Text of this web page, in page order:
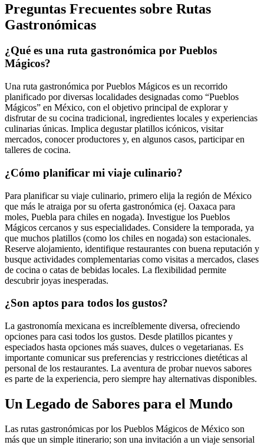
Preguntas Frecuentes sobre Rutas
Gastronómicas
¿Qué es una ruta gastronómica por Pueblos
Mágicos?
Una ruta gastronómica por Pueblos Mágicos es un recorrido
planificado por diversas localidades designadas como “Pueblos
Mágicos” en México, con el objetivo principal de explorar y
disfrutar de su cocina tradicional, ingredientes locales y experiencias
culinarias únicas. Implica degustar platillos icónicos, visitar
mercados, conocer productores y, en algunos casos, participar en
talleres de cocina.
¿Cómo planificar mi viaje culinario?
Para planificar su viaje culinario, primero elija la región de México
que más le atraiga por su oferta gastronómica (ej. Oaxaca para
moles, Puebla para chiles en nogada). Investigue los Pueblos
Mágicos cercanos y sus especialidades. Considere la temporada, ya
que muchos platillos (como los chiles en nogada) son estacionales.
Reserve alojamiento, identifique restaurantes con buena reputación y
busque actividades complementarias como visitas a mercados, clases
de cocina o catas de bebidas locales. La flexibilidad permite
descubrir joyas inesperadas.
¿Son aptos para todos los gustos?
La gastronomía mexicana es increíblemente diversa, ofreciendo
opciones para casi todos los gustos. Desde platillos picantes y
especiados hasta opciones más suaves, dulces o vegetarianas. Es
importante comunicar sus preferencias y restricciones dietéticas al
personal de los restaurantes. La aventura de probar nuevos sabores
es parte de la experiencia, pero siempre hay alternativas disponibles.
Un Legado de Sabores para el Mundo
Las rutas gastronómicas por los Pueblos Mágicos de México son
más que un simple itinerario; son una invitación a un viaje sensorial